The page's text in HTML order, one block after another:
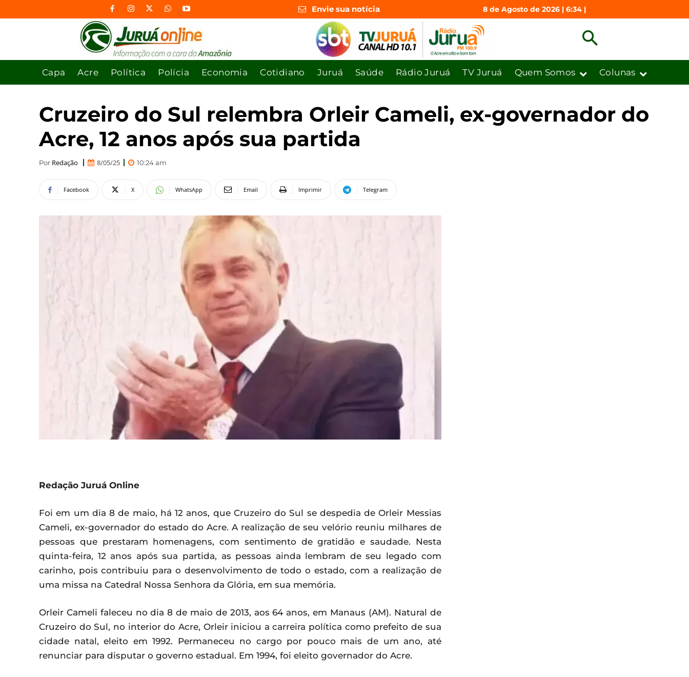
Envie sua notícia 8 de Agosto de 2026 | 6:34 |
Capa Acre Política Polícia Economia Cotidiano Juruá Saúde Rádio Juruá TV Juruá Quem Somos Colunas
Cruzeiro do Sul relembra Orleir Cameli, ex-governador do
Acre, 12 anos após sua partida
Por Redação 8/05/25 10:24 am
Facebook X WhatsApp Email Imprimir Telegram
Redação Juruá Online
Foi em um dia 8 de maio, há 12 anos, que Cruzeiro do Sul se despedia de Orleir Messias
Cameli, ex-governador do estado do Acre. A realização de seu velório reuniu milhares de
pessoas que prestaram homenagens, com sentimento de gratidão e saudade. Nesta
quinta-feira, 12 anos após sua partida, as pessoas ainda lembram de seu legado com
carinho, pois contribuiu para o desenvolvimento de todo o estado, com a realização de
uma missa na Catedral Nossa Senhora da Glória, em sua memória.
Orleir Cameli faleceu no dia 8 de maio de 2013, aos 64 anos, em Manaus (AM). Natural de
Cruzeiro do Sul, no interior do Acre, Orleir iniciou a carreira política como prefeito de sua
cidade natal, eleito em 1992. Permaneceu no cargo por pouco mais de um ano, até
renunciar para disputar o governo estadual. Em 1994, foi eleito governador do Acre.